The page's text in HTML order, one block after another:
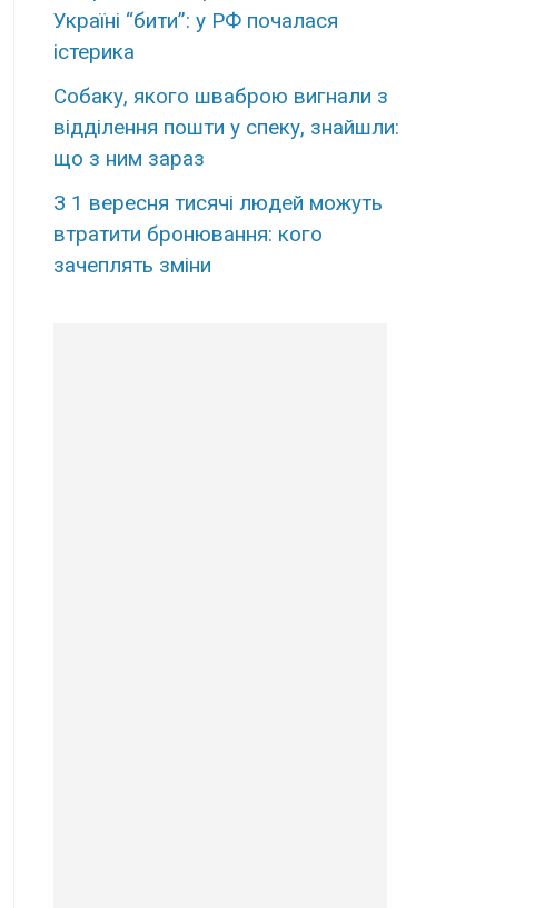
Україні “бити”: у РФ почалася
істерика
Собаку, якого шваброю вигнали з
відділення пошти у спеку, знайшли:
що з ним зараз
З 1 вересня тисячі людей можуть
втратити бронювання: кого
зачеплять зміни